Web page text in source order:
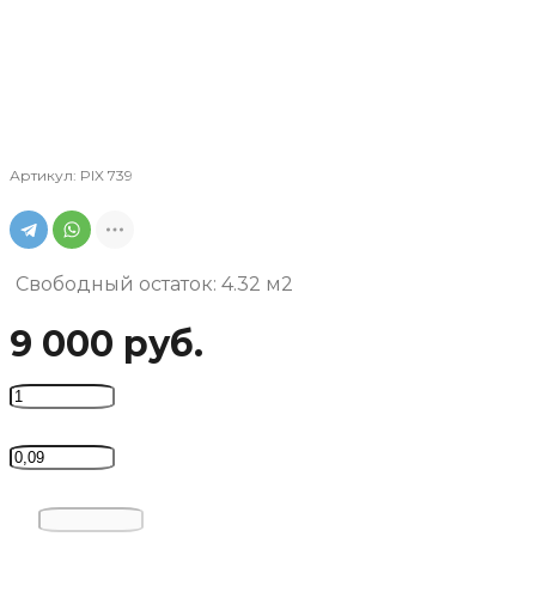
Артикул: PIX 739
Свободный остаток: 4.32 м2
9 000 руб.